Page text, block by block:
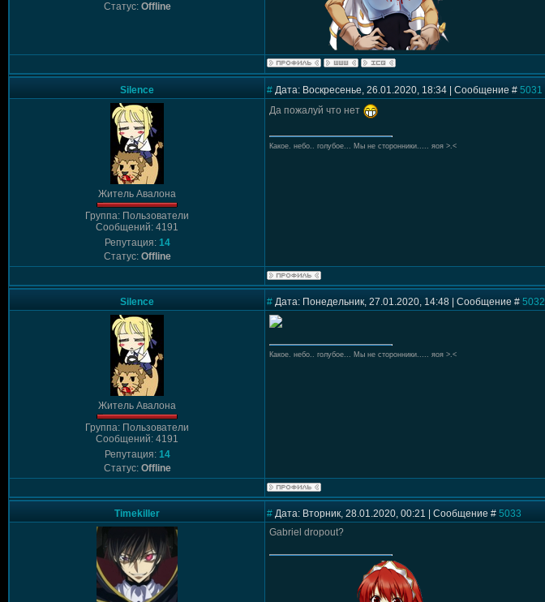
Статус: Offline
Silence # Дата: Воскресенье, 26.01.2020, 18:34 | Сообщение # 5031
Житель Авалона
Группа: Пользователи
Сообщений: 4191
Репутация: 14
Статус: Offline
Да пожалуй что нет
Какое. небо.. голубое... Мы не сторонники..... яоя >.<
Silence # Дата: Понедельник, 27.01.2020, 14:48 | Сообщение # 5032
Житель Авалона
Группа: Пользователи
Сообщений: 4191
Репутация: 14
Статус: Offline
Какое. небо.. голубое... Мы не сторонники..... яоя >.<
Timekiller # Дата: Вторник, 28.01.2020, 00:21 | Сообщение # 5033
Gabriel dropout?